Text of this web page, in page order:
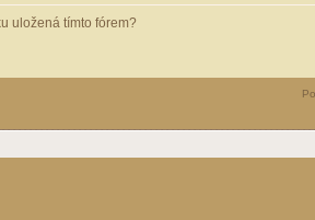
uložená tímto fórem?